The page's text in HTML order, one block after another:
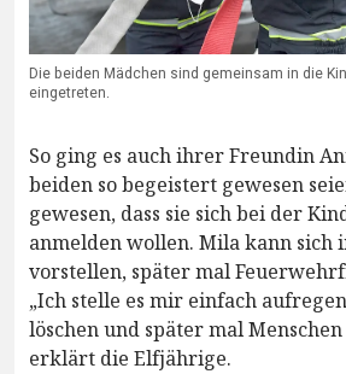
Die beiden Mädchen sind gemeinsam in die
eingetreten.
So ging es auch ihrer Freundin
beiden so begeistert gewesen
gewesen, dass sie sich bei der
anmelden wollen. Mila kann sich
vorstellen, später mal
„Ich stelle es mir einfach
löschen und später mal
erklärt die Elfjährige.